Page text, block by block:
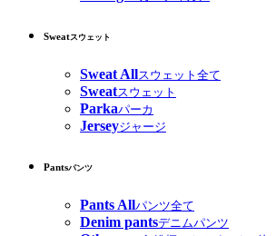
Sweatスウェット
Sweat Allスウェット全て
Sweatスウェット
Parkaパーカ
Jerseyジャージ
Pantsパンツ
Pants Allパンツ全て
Denim pantsデニムパンツ